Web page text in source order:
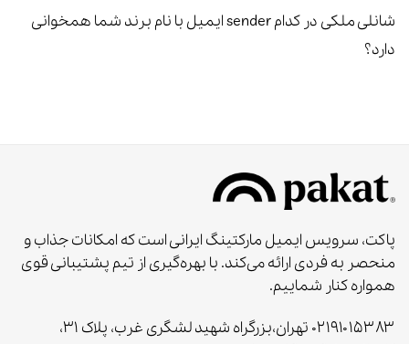
شانلی ملکی در
کدام sender ایمیل با نام برند شما همخوانی
دارد؟
پاکت، سرویس ایمیل مارکتینگ ایرانی است که امکانات جذاب و
منحصر به‌ فردی ارائه می‌کند. با بهره‌گیری از تیم پشتیبانی قوی
همواره کنار شماییم.
۰۲۱۹۱۰۱۵۳۸۳ تهران،بزرگراه شهید لشگری غرب، پلاک ۳۱،